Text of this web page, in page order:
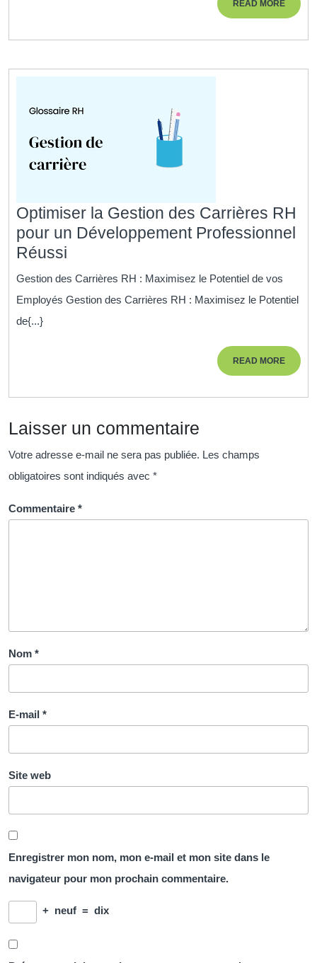
humaines
l’entreprise
moderne
READ MOREREAD
MORE
Optimiser la Gestion des Carrières RH
pour un Développement Professionnel
Réussi
la
Gestion
Professionnel
Réussi
Gestion des Carrières RH : Maximisez le Potentiel de vos
Employés Gestion des Carrières RH : Maximisez le Potentiel
de{...}
READ MOREREAD
MORE
Laisser un commentaire
Votre adresse e-mail ne sera pas publiée. Les champs
obligatoires sont indiqués avec *
Commentaire *
Nom *
E-mail *
Site web
Enregistrer mon nom, mon e-mail et mon site dans le
navigateur pour mon prochain commentaire.
+ neuf = dix